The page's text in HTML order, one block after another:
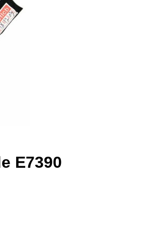
E7390